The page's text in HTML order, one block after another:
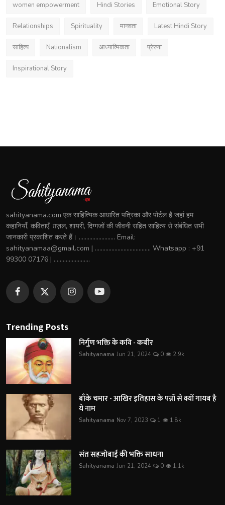
women empowerment Hindi Stories Emotional Story
Relationships Spirituality मानवता Latest Hindi Story
साहित्य Nationalism आध्यात्मिकता प्रेरणा
Inspirational Story
sahityanama.com एक साहित्यिक आधारित पत्रिका और पोर्टल है जहां हम
कहानियाँ, कविताएँ, ग़ज़ल, शायरी, दिग्गजों की जीवनी सहित साहित्य से संबंधित सभी
जानकारी प्रकाशित करते हैं। ........................ Email:
sahityanamaa@gmail.com | ..................................... Whatsapp : +91
99300 07176 | ........................
Trending Posts
निर्गुण भक्ति के कवि - कबीर
Sahityanama Jun 21, 2024 0 2.9k
बाँके चमार - आखिर इतिहास के पन्नों से क्यों गायब है
ये नाम
Sahityanama Nov 7, 2023 1 1.8k
संत सहजोबाई की भक्ति साधना
Sahityanama Jun 21, 2024 0 1.1k